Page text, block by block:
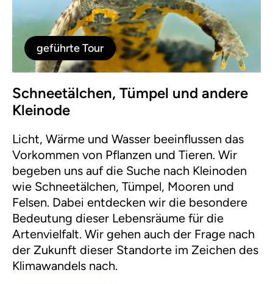
geführte Tour
Schneetälchen, Tümpel und andere
Kleinode
Licht, Wärme und Wasser beeinflussen das
Vorkommen von Pflanzen und Tieren. Wir
begeben uns auf die Suche nach Kleinoden
wie Schneetälchen, Tümpel, Mooren und
Felsen. Dabei entdecken wir die besondere
Bedeutung dieser Lebensräume für die
Artenvielfalt. Wir gehen auch der Frage nach
der Zukunft dieser Standorte im Zeichen des
Klimawandels nach.